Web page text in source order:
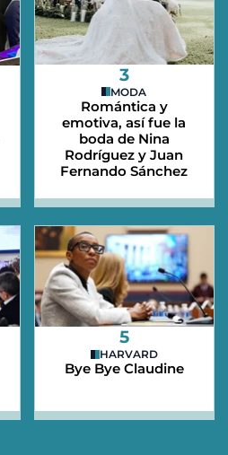
3
MODA
Romántica y
emotiva, así fue la
boda de Nina
Rodríguez y Juan
Fernando Sánchez
5
HARVARD
Bye Bye Claudine